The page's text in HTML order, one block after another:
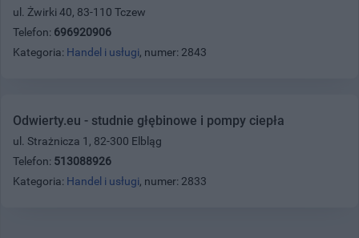
ul. Żwirki 40, 83-110 Tczew
Telefon: 696920906
Kategoria: Handel i usługi, numer: 2843
Odwierty.eu - studnie głębinowe i pompy ciepła
ul. Strażnicza 1, 82-300 Elbląg
Telefon: 513088926
Kategoria: Handel i usługi, numer: 2833